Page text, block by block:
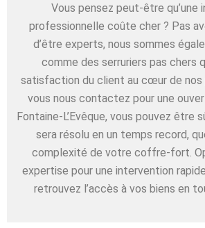
Vous pensez peut-être qu’une
professionnelle coûte cher ? Pas
d’être experts, nous sommes
comme des serruriers pas chers
satisfaction du client au cœur de nos
vous nous contactez pour une
Fontaine-L’Evêque, vous pouvez être
sera résolu en un temps record,
complexité de votre coffre-fort.
expertise pour une intervention
retrouvez l’accès à vos biens en